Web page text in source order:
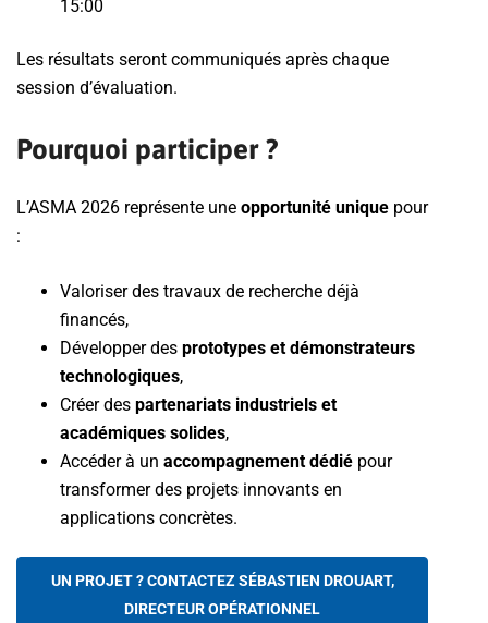
15:00
Les résultats seront communiqués après chaque
session d’évaluation.
Pourquoi participer ?
L’ASMA 2026 représente une opportunité unique pour
:
Valoriser des travaux de recherche déjà
financés,
Développer des prototypes et démonstrateurs
technologiques,
Créer des partenariats industriels et
académiques solides,
Accéder à un accompagnement dédié pour
transformer des projets innovants en
applications concrètes.
UN PROJET ? CONTACTEZ SÉBASTIEN DROUART,
DIRECTEUR OPÉRATIONNEL